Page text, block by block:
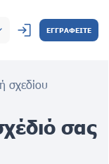
ΕΓΓΡΑΦΕΙΤΕ
σχεδίου
σας